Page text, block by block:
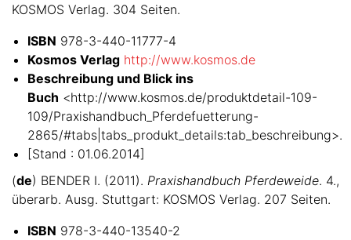
KOSMOS Verlag. 304 Seiten.
ISBN 978-3-440-11777-4
Kosmos Verlag http://www.kosmos.de
Beschreibung und Blick ins
Buch <http://www.kosmos.de/produktdetail-109-
109/Praxishandbuch_Pferdefuetterung-
2865/#tabs|tabs_produkt_details:tab_beschreibung>.
[Stand : 01.06.2014]
(de) BENDER I. (2011). Praxishandbuch Pferdeweide. 4.,
überarb. Ausg. Stuttgart: KOSMOS Verlag. 207 Seiten.
ISBN 978-3-440-13540-2